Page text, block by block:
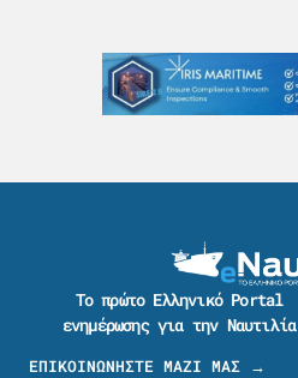
Το πρώτο Ελληνικό Portal
ενημέρωσης για την Ναυτιλία
ΕΠΙΚΟΙΝΩΝΗΣΤΕ ΜΑΖΙ ΜΑΣ →